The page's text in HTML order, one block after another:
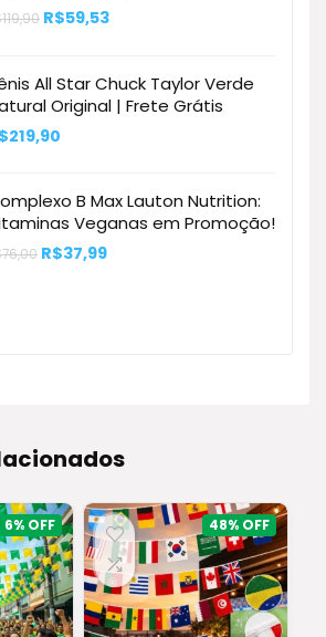
119,90 O
preço
R$119,90.
R$59,53O
R$59,53.
All Star Chuck Taylor Verde
Original | Frete Grátis
219,90
B Max Lauton Nutrition:
Veganas em Promoção!
76,00 O
preço
R$37,99O
6% 48%